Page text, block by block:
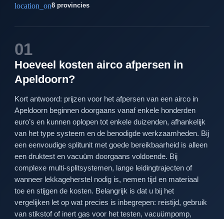
location_on8 provincies
01
Hoeveel kosten airco afpersen in
Apeldoorn?
Kort antwoord: prijzen voor het afpersen van een airco in
Apeldoorn beginnen doorgaans vanaf enkele honderden
euro’s en kunnen oplopen tot enkele duizenden, afhankelijk
van het type systeem en de benodigde werkzaamheden. Bij
een eenvoudige splitunit met goede bereikbaarheid is alleen
een druktest en vacuüm doorgaans voldoende. Bij
complexe multi-splitsystemen, lange leidingtrajecten of
wanneer lekkageherstel nodig is, nemen tijd en materiaal
toe en stijgen de kosten. Belangrijk is dat u bij het
vergelijken let op wat precies is inbegrepen: reistijd, gebruik
van stikstof of inert gas voor het testen, vacuümpomp,